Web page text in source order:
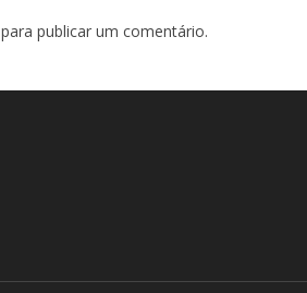
para publicar um comentário.